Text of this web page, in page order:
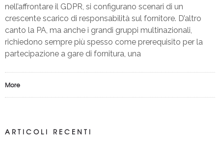
nell’affrontare il GDPR, si configurano scenari di un
crescente scarico di responsabilità sul fornitore. D’altro
canto la PA, ma anche i grandi gruppi multinazionali,
richiedono sempre più spesso come prerequisito per la
partecipazione a gare di fornitura, una
More
ARTICOLI RECENTI